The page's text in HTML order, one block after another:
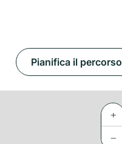
Pianifica il percorso
+
−